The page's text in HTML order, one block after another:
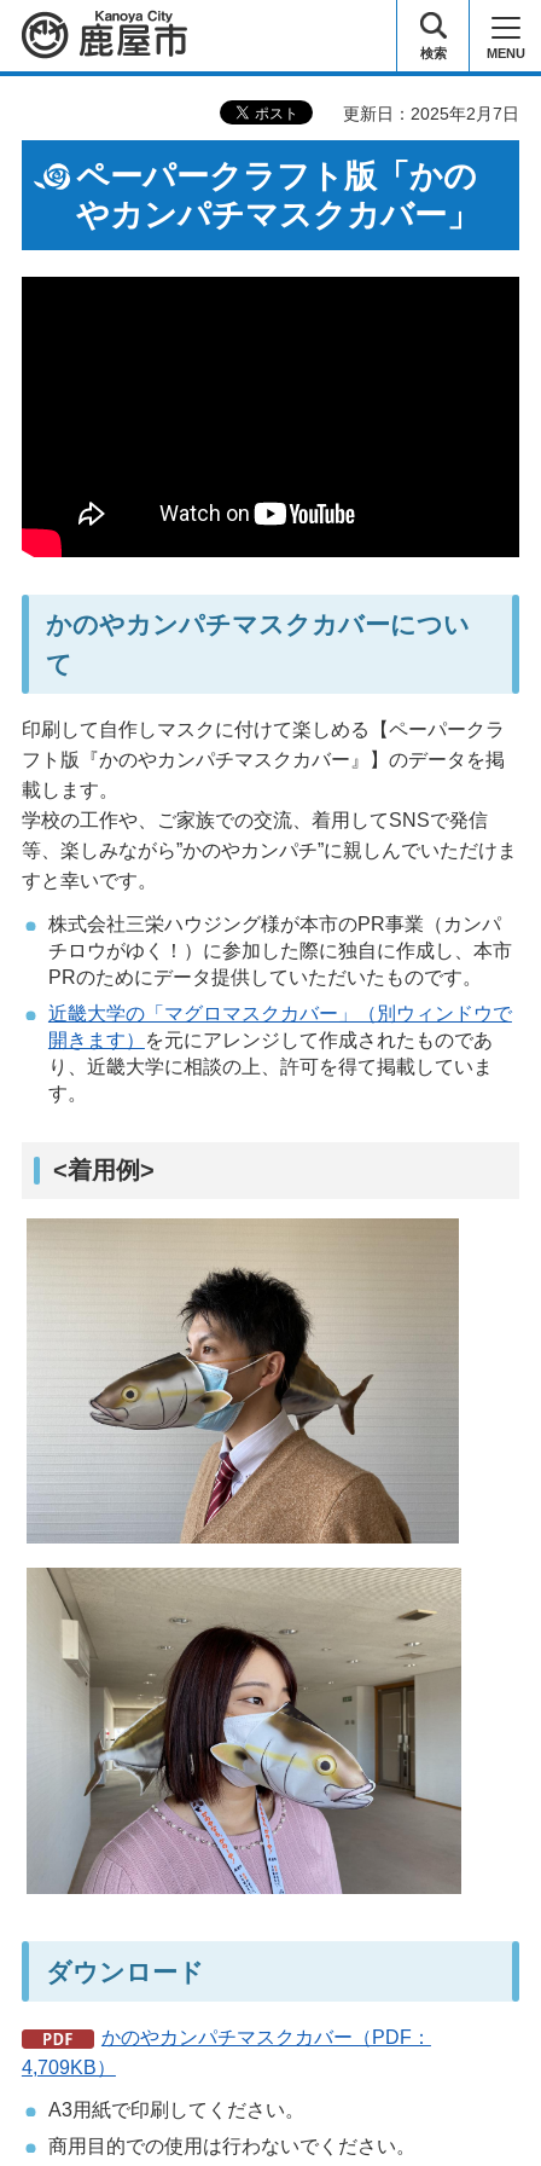
鹿屋市 検索 MENU
更新日：2025年2月7日
ペーパークラフト版「かの
やカンパチマスクカバー」
かのやカンパチマスクカバーについ
て
印刷して自作しマスクに付けて楽しめる【ペーパークラ
フト版『かのやカンパチマスクカバー』】のデータを掲
載します。
学校の工作や、ご家族での交流、着用してSNSで発信
等、楽しみながら”かのやカンパチ”に親しんでいただけま
すと幸いです。
株式会社三栄ハウジング様が本市のPR事業（カンパ
チロウがゆく！）に参加した際に独自に作成し、本市
PRのためにデータ提供していただいたものです。
近畿大学の「マグロマスクカバー」（別ウィンドウで
開きます）
を元にアレンジして作成されたものであ
り、近畿大学に相談の上、許可を得て掲載していま
す。
<着用例>
ダウンロード
かのやカンパチマスクカバー（PDF：
4,709KB）
A3用紙で印刷してください。
商用目的での使用は行わないでください。